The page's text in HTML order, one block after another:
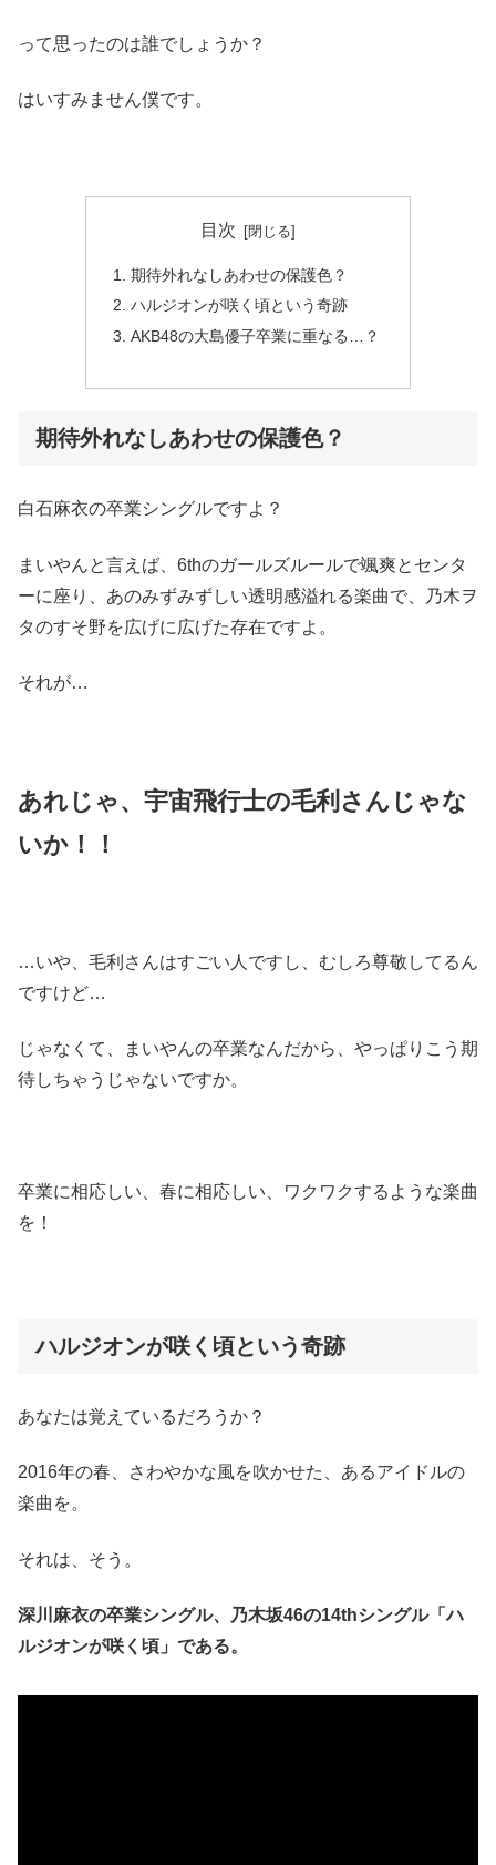
って思ったのは誰でしょうか？
はいすみません僕です。
目次
期待外れなしあわせの保護色？
ハルジオンが咲く頃という奇跡
AKB48の大島優子卒業に重なる…？
期待外れなしあわせの保護色？
白石麻衣の卒業シングルですよ？
まいやんと言えば、6thのガールズルールで颯爽とセンタ
ーに座り、あのみずみずしい透明感溢れる楽曲で、乃木ヲ
タのすそ野を広げに広げた存在ですよ。
それが…
あれじゃ、宇宙飛行士の毛利さんじゃな
いか！！
…いや、毛利さんはすごい人ですし、むしろ尊敬してるん
ですけど…
じゃなくて、まいやんの卒業なんだから、やっぱりこう期
待しちゃうじゃないですか。
卒業に相応しい、春に相応しい、ワクワクするような楽曲
を！
ハルジオンが咲く頃という奇跡
あなたは覚えているだろうか？
2016年の春、さわやかな風を吹かせた、あるアイドルの
楽曲を。
それは、そう。
深川麻衣の卒業シングル、乃木坂46の14thシングル「ハ
ルジオンが咲く頃」である。